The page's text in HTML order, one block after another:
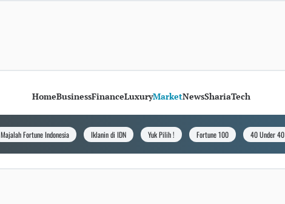
HomeBusinessFinanceLuxuryMarketNewsShariaTech
Majalah Fortune Indonesia Iklanin di IDN Yuk Pilih ! Fortune 100 40 Under 40